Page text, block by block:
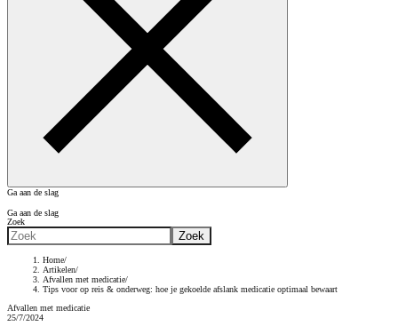
Ga aan de slag
Ga aan de slag
Zoek
Home
Artikelen
Afvallen met medicatie
Tips voor op reis & onderweg: hoe je gekoelde afslank medicatie optimaal bewaart
Afvallen met medicatie
25/7/2024